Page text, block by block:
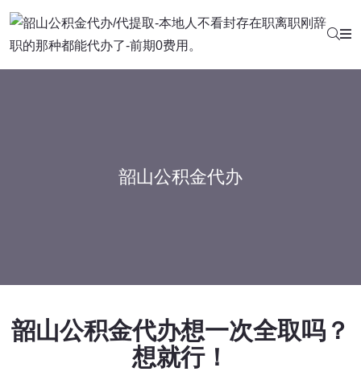
韶山公积金代办
韶山公积金代办想一次全取吗？
想就行！